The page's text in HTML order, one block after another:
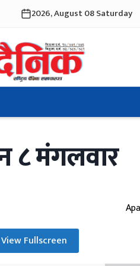
2026, August 08 Saturday
८ मंगलवार
View Fullscreen